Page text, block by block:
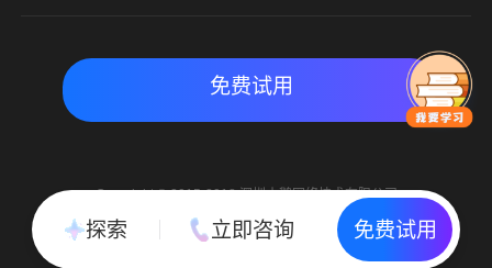
实时私域带货 数字化运营
北京地址：北京市朝阳区朝外大街乙6号23层
免费试用
Copyright © 2015-2018 深圳小鹅网络技术有限公司
All Rights Reserved. 粤ICP备15020529号
粤公网安备 44030502002037号
探索 立即咨询 免费试用